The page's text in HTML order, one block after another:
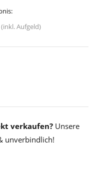
(inkl. Aufgeld)
verkaufen? Unsere
unverbindlich!